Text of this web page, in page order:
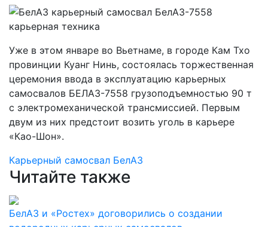
Уже в этом январе во Вьетнаме, в городе Кам Тхо
провинции Куанг Нинь, состоялась торжественная
церемония ввода в эксплуатацию карьерных
самосвалов БЕЛАЗ-7558 грузоподъемностью 90 т
с электромеханической трансмиссией. Первым
двум из них предстоит возить уголь в карьере
«Као-Шон».
Карьерный самосвал БелАЗ
Читайте также
БелАЗ и «Ростех» договорились о создании